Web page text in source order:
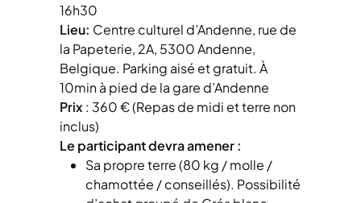
16h30
Lieu: Centre culturel d’Andenne, rue de
la Papeterie, 2A, 5300 Andenne,
Belgique. Parking aisé et gratuit. À
10min à pied de la gare d’Andenne
Prix: 360 € (Repas de midi et terre non
inclus)
Le participant devra amener :
Sa propre terre (80 kg / molle /
chamottée / conseillés). Possibilité